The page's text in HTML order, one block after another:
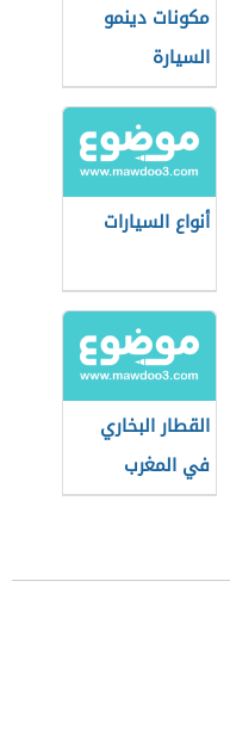
مكونات دينمو
السيارة
أنواع السيارات
القطار البخاري
في المغرب